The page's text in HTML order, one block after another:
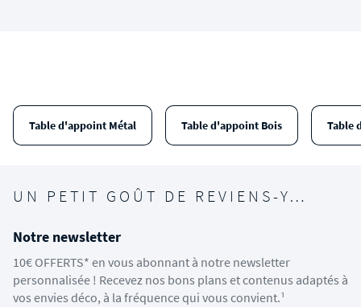
Table d'appoint Métal Table d'appoint Bois Table
UN PETIT GOÛT DE REVIENS-Y…
Notre newsletter
10€ OFFERTS* en vous abonnant à notre newsletter
personnalisée ! Recevez nos bons plans et contenus adaptés à
vos envies déco, à la fréquence qui vous convient.¹